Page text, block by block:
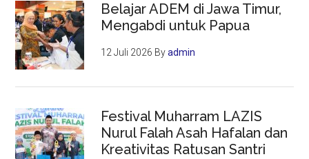
Belajar ADEM di Jawa Timur,
Mengabdi untuk Papua
12 Juli 2026 Byadmin
Festival Muharram LAZIS
Nurul Falah Asah Hafalan dan
Kreativitas Ratusan Santri